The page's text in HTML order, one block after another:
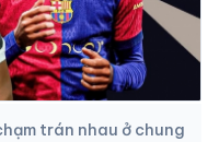
trán nhau ở chung